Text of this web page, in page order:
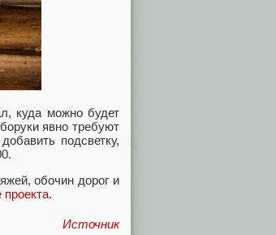
куда можно будет
явно требуют
подсветку,
обочин дорог и
проекта.
Источник